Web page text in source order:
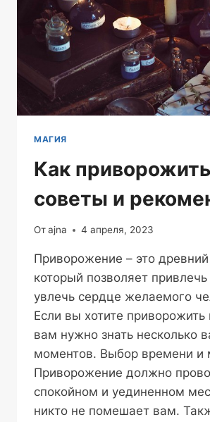
МАГИЯ
Как
советы и
Отajna 4 апреля, 2023
Приворожение – это
который позволяет
увлечь сердце желаемого
Если вы хотите приворожить
вам нужно знать несколько
моментов. Выбор времени и
Приворожение должно
спокойном и уединенном
никто не помешает вам.